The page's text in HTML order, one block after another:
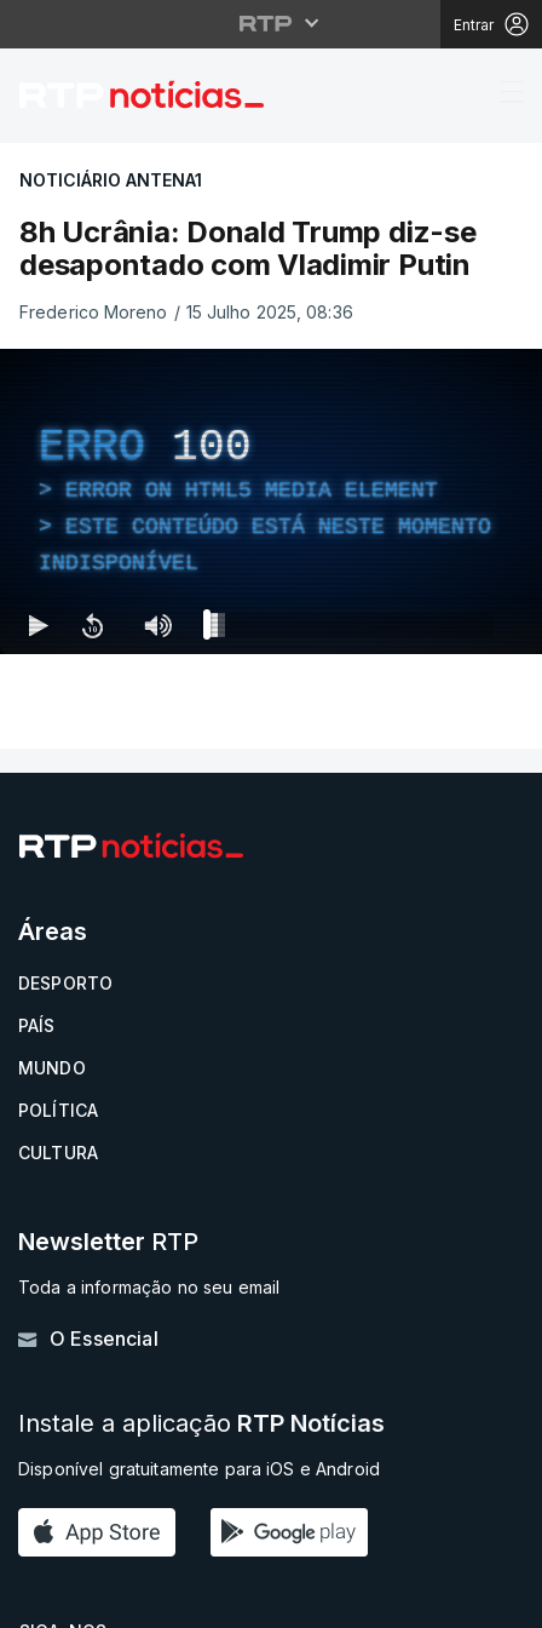
Entrar
8h Ucrânia: Donald
NOTICIÁRIO ANTENA1
8h Ucrânia: Donald Trump diz-se
desapontado com Vladimir Putin
Frederico Moreno / 15 Julho 2025, 08:36
ERRO 100
ERROR ON HTML5 MEDIA ELEMENT
ESTE CONTEÚDO ESTÁ NESTE MOMENTO
INDISPONÍVEL
Áreas
DESPORTO
PAÍS
MUNDO
POLÍTICA
CULTURA
Newsletter RTP
Toda a informação no seu email
O Essencial
Instale a aplicação RTP Notícias
Disponível gratuitamente para iOS e Android